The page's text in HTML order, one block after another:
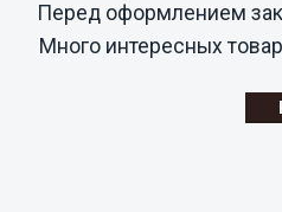
Перед оформлением
Много интересных